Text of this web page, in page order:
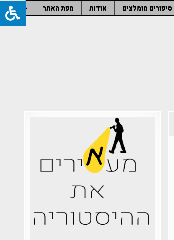
סיפורים מומלצים אודות מפת האתר –